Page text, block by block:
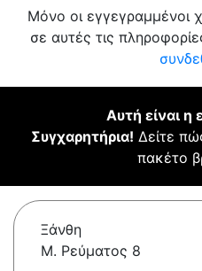
Μόνο οι εγγεγραμμένοι
σε αυτές τις
Αυτή είναι η
Συγχαρητήρια! Δείτε
πακέτο
Ξάνθη
Μ. Ρεύματος 8